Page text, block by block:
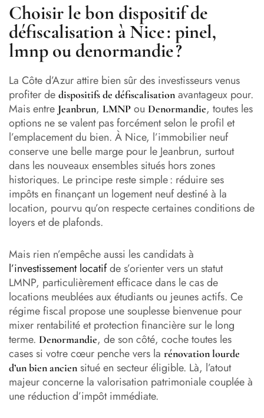
Choisir le bon dispositif de
défiscalisation à Nice : pinel,
lmnp ou denormandie ?
La Côte d’Azur attire bien sûr des investisseurs venus
profiter de dispositifs de défiscalisation avantageux pour.
Mais entre Jeanbrun, LMNP ou Denormandie, toutes les
options ne se valent pas forcément selon le profil et
l’emplacement du bien. À Nice, l’immobilier neuf
conserve une belle marge pour le Jeanbrun, surtout
dans les nouveaux ensembles situés hors zones
historiques. Le principe reste simple : réduire ses
impôts en finançant un logement neuf destiné à la
location, pourvu qu’on respecte certaines conditions de
loyers et de plafonds.
Mais rien n’empêche aussi les candidats à
l’investissement locatifde s’orienter vers un statut
LMNP, particulièrement efficace dans le cas de
locations meublées aux étudiants ou jeunes actifs. Ce
régime fiscal propose une souplesse bienvenue pour
mixer rentabilité et protection financière sur le long
terme. Denormandie, de son côté, coche toutes les
cases si votre cœur penche vers la rénovation lourde
d’un bien ancien situé en secteur éligible. Là, l’atout
majeur concerne la valorisation patrimoniale couplée à
une réduction d’impôt immédiate.